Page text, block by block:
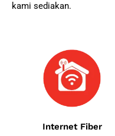
kami sediakan.
Internet Fiber